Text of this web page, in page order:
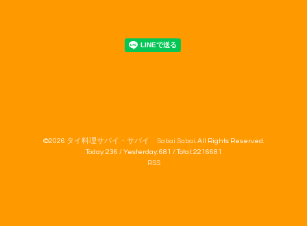
©2026 タイ料理サバイ・サバイ Sabai Sabai . All Rights Reserved.
Today:236 / Yesterday:681 / Total:2216681
RSS